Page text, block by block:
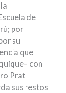
de
por
su
que
con
Prat
sus restos